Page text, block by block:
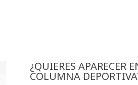
¿QUIERES APARECER
COLUMNA